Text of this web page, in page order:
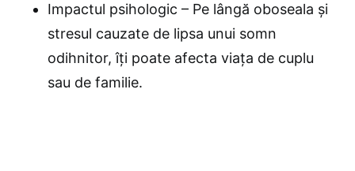
Impactul psihologic – Pe lângă oboseala și
stresul cauzate de lipsa unui somn
odihnitor, îți poate afecta viața de cuplu
sau de familie.